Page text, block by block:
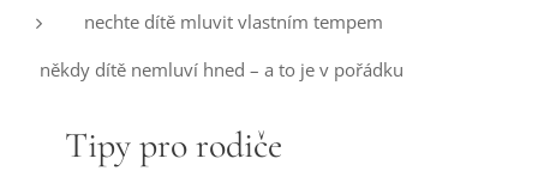
nechte dítě mluvit vlastním tempem
👉 někdy dítě nemluví hned – a to je v pořádku
💡 Tipy pro rodiče